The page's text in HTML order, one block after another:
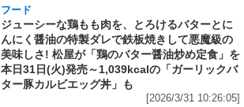
フード
ジューシーな鶏もも肉を、とろけるバターとに
んにく醤油の特製ダレで鉄板焼きして悪魔級の
美味しさ! 松屋が「鶏のバター醤油炒め定食」を
本日31日(火)発売～1,039kcalの「ガーリックバ
ター豚カルビエッグ丼」も
[2026/3/31 10:26:05]